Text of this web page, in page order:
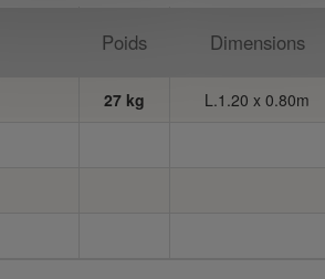
Poids Dimensions
27 kg L.1.20 x 0.80m